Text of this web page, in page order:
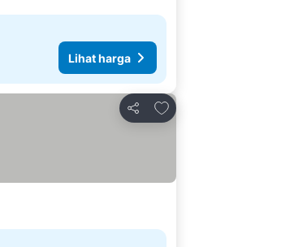
Lihat harga
Bagikan
Tambahkan ke favorit